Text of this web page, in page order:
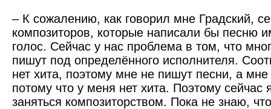
– К сожалению, как говорил мне Градский,
композиторов, которые написали бы песню
голос. Сейчас у нас проблема в том, что
пишут под определённого исполнителя.
нет хита, поэтому мне не пишут песни, а
потому что у меня нет хита. По­этому сейчас
заняться композиторством. Пока не знаю,